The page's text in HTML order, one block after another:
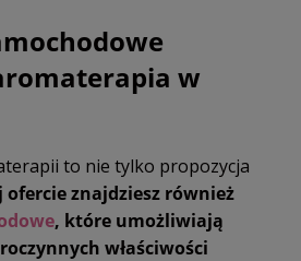
w
to nie tylko propozycja
ofercie znajdziesz również
, które umożliwiają
właściwości